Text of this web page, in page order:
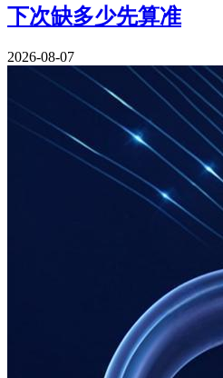
下次缺多少先算准
2026-08-07